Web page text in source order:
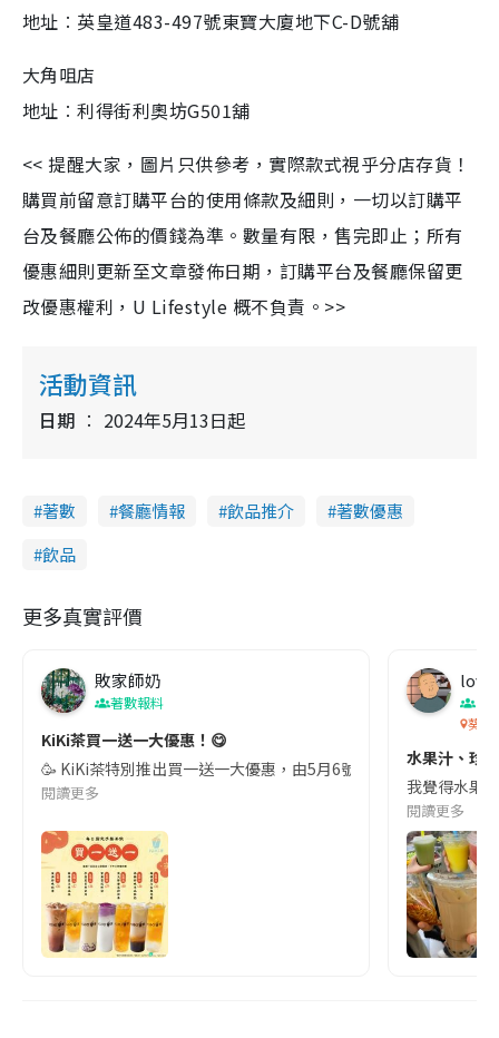
地址︰英皇道483-497號東寶大廈地下C-D號舖
大角咀店
地址︰利得街利奧坊G501舖
<< 提醒大家，圖片只供參考，實際款式視乎分店存貨！
購買前留意訂購平台的使用條款及細則，一切以訂購平
台及餐廳公佈的價錢為準。數量有限，售完即止；所有
優惠細則更新至文章發佈日期，訂購平台及餐廳保留更
改優惠權利，U Lifestyle 概不負責。>>
活動資訊
日期 2024年5月13日起
著數 餐廳情報 飲品推介
著數優惠
飲品
更多真實評價
敗家師奶
著數報料
KiKi茶買一送一大優惠！😋
🥳 KiKi茶特別推出買一送一大優惠，由5月6號開始至6月30日期
閱讀更多
葵涌
水果汁、珍
我覺得水果
閱讀更多